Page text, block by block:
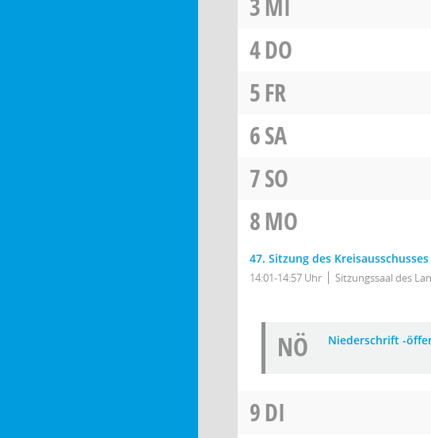
3 MI
4DO
5FR
6SA
7SO
8MO
47. Sitzung des Kreisausschusses
14:01-14:57 Uhr Sitzungssaal des
NÖ Niederschrift -
9DI